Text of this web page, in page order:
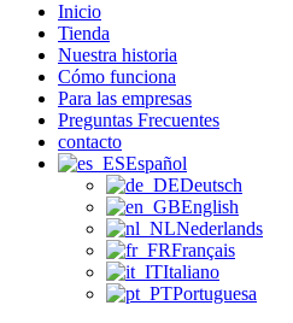
Inicio
Tienda
Nuestra historia
Cómo funciona
Para las empresas
Preguntas Frecuentes
contacto
Español
Deutsch
English
Nederlands
Français
Italiano
Portuguesa